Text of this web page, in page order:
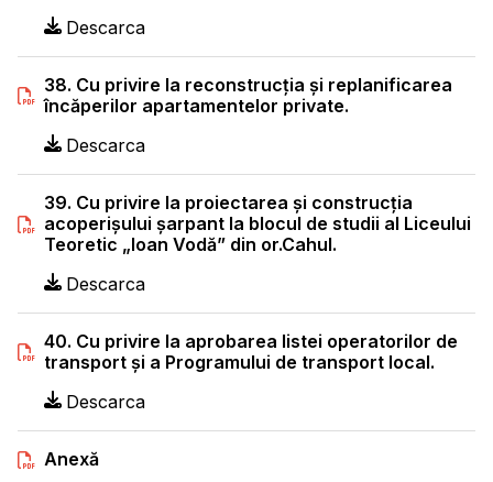
Descarca
38. Cu privire la reconstrucţia şi replanificarea
încăperilor apartamentelor private.
Descarca
39. Cu privire la proiectarea şi construcţia
acoperişului şarpant la blocul de studii al Liceului
Teoretic „Ioan Vodă” din or.Cahul.
Descarca
40. Cu privire la aprobarea listei operatorilor de
transport şi a Programului de transport local.
Descarca
Anexă